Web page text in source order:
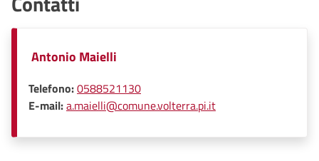
Antonio Maielli
Telefono:0588521130
E-mail:a.maielli@comune.volterra.pi.it